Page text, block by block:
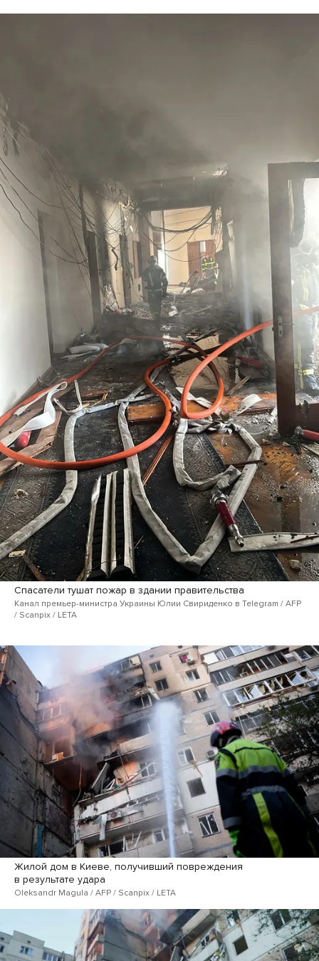
Спасатели тушат пожар в здании правительства
Канал премьер-министра Украины Юлии Свириденко в Telegram / AFP
/ Scanpix / LETA
Жилой дом в Киеве, получивший повреждения
в результате удара
Oleksandr Magula / AFP / Scanpix / LETA